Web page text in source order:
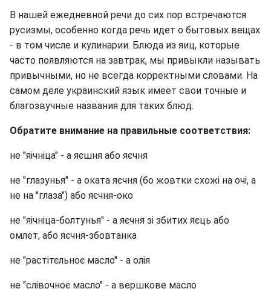
В нашей ежедневной речи до сих пор встречаются
русизмы, особенно когда речь идет о бытовых вещах
- в том числе и кулинарии. Блюда из яиц, которые
часто появляются на завтрак, мы привыкли называть
привычными, но не всегда корректными словами. На
самом деле украинский язык имеет свои точные и
благозвучные названия для таких блюд.
Обратите внимание на правильные соответствия:
не "яічніца" - а яєшня або яєчня
не "глазунья" - а оката яєчня (бо жовтки схожі на очі, а
не на "глаза") або яєчня-око
не "яічніца-болтунья" - а яєчня зі збитих яєць або
омлет, або яєчня-збовтанка
не "растітєльноє масло" - а олія
не "слівочноє масло" - а вершкове масло